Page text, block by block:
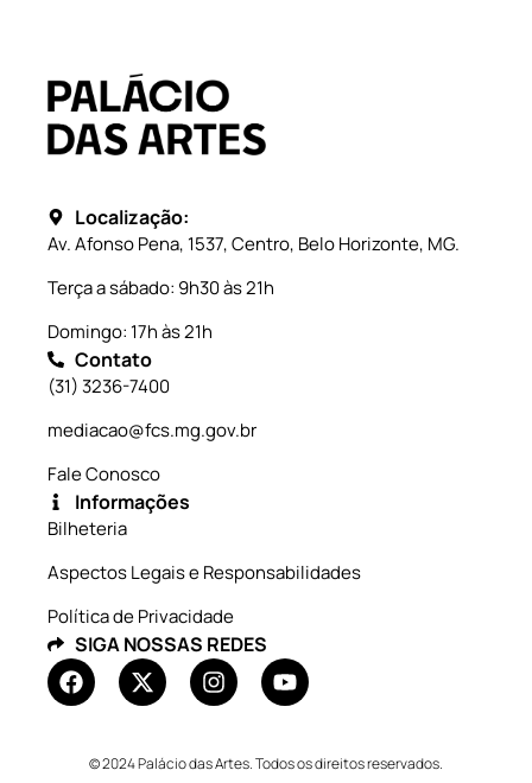
Localização:
Av. Afonso Pena, 1537, Centro, Belo Horizonte, MG.
Terça a sábado: 9h30 às 21h
Domingo: 17h às 21h
Contato
(31) 3236-7400
mediacao@fcs.mg.gov.br
Fale Conosco
Informações
Bilheteria
Aspectos Legais e Responsabilidades
Política de Privacidade
SIGA NOSSAS REDES
© 2024 Palácio das Artes. Todos os direitos reservados.